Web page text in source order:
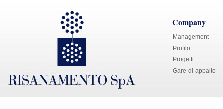
Company
Management
Profilo
Progetti
Gare di appalto